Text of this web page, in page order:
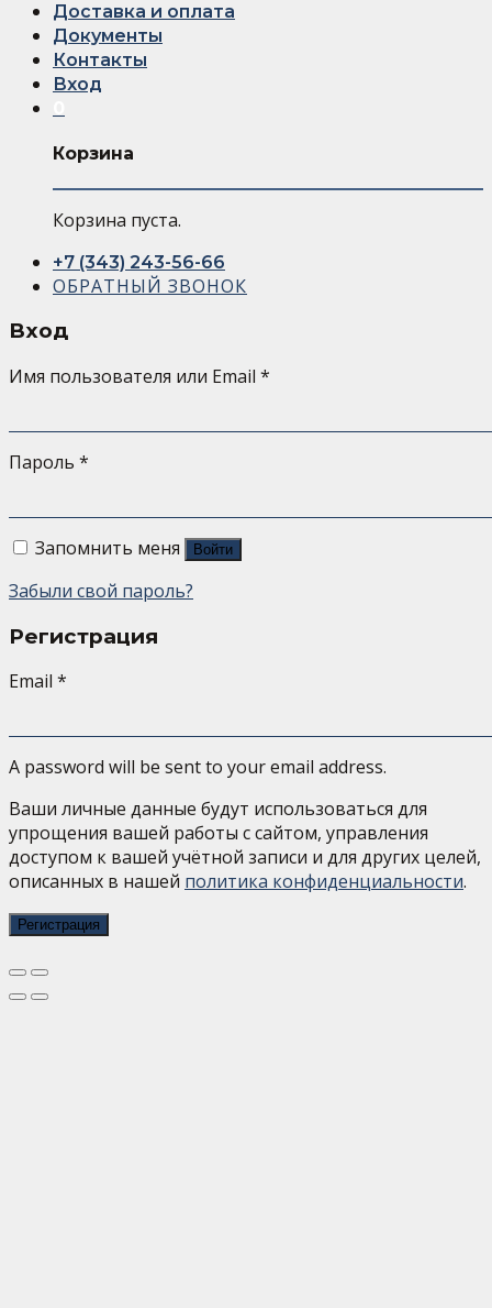
Доставка и оплата
Документы
Контакты
Вход
Корзина
Корзина пуста.
+7 (343) 243-56-66
ОБРАТНЫЙ ЗВОНОК
Вход
Имя пользователя или Email *
Пароль *
Запомнить меня Войти
Забыли свой пароль?
Регистрация
Email *
A password will be sent to your email address.
Ваши личные данные будут использоваться для
упрощения вашей работы с сайтом, управления
доступом к вашей учётной записи и для других целей,
описанных в нашей политика конфиденциальности.
Регистрация